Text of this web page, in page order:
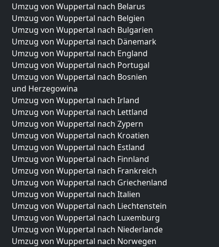
Umzug von Wuppertal nach Belarus
Umzug von Wuppertal nach Belgien
Umzug von Wuppertal nach Bulgarien
Umzug von Wuppertal nach Dänemark
Umzug von Wuppertal nach England
Umzug von Wuppertal nach Portugal
Umzug von Wuppertal nach Bosnien
und Herzegowina
Umzug von Wuppertal nach Irland
Umzug von Wuppertal nach Lettland
Umzug von Wuppertal nach Zypern
Umzug von Wuppertal nach Kroatien
Umzug von Wuppertal nach Estland
Umzug von Wuppertal nach Finnland
Umzug von Wuppertal nach Frankreich
Umzug von Wuppertal nach Griechenland
Umzug von Wuppertal nach Italien
Umzug von Wuppertal nach Liechtenstein
Umzug von Wuppertal nach Luxemburg
Umzug von Wuppertal nach Niederlande
Umzug von Wuppertal nach Norwegen